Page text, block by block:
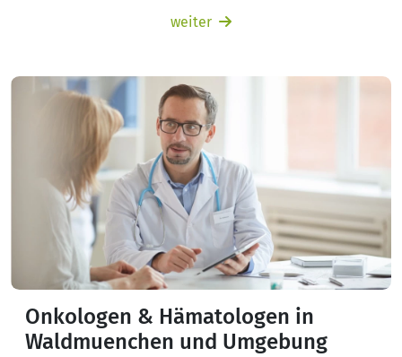
weiter
Onkologen & Hämatologen in
Waldmuenchen und Umgebung